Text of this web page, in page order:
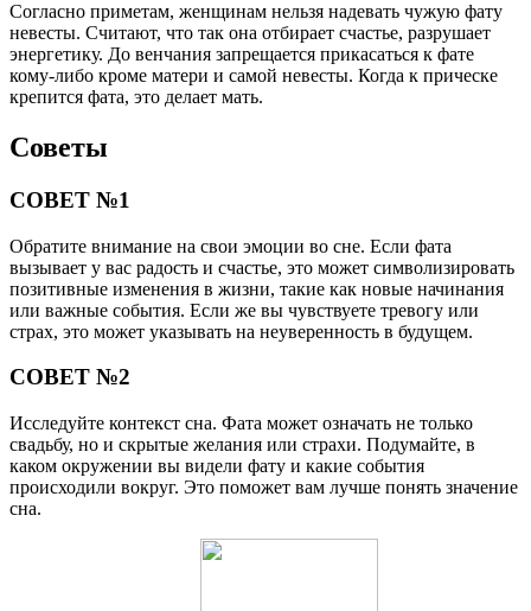
Согласно приметам, женщинам нельзя надевать чужую фату
невесты. Считают, что так она отбирает счастье, разрушает
энергетику. До венчания запрещается прикасаться к фате
кому-либо кроме матери и самой невесты. Когда к прическе
крепится фата, это делает мать.
Советы
СОВЕТ №1
Обратите внимание на свои эмоции во сне. Если фата
вызывает у вас радость и счастье, это может символизировать
позитивные изменения в жизни, такие как новые начинания
или важные события. Если же вы чувствуете тревогу или
страх, это может указывать на неуверенность в будущем.
СОВЕТ №2
Исследуйте контекст сна. Фата может означать не только
свадьбу, но и скрытые желания или страхи. Подумайте, в
каком окружении вы видели фату и какие события
происходили вокруг. Это поможет вам лучше понять значение
сна.